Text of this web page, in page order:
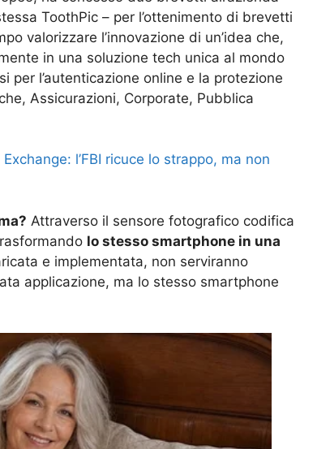
ToothPic – per l’ottenimento di brevetti
valorizzare l’innovazione di un’idea che,
in una soluzione tech unica al mondo
per l’autenticazione online e la protezione
Assicurazioni, Corporate, Pubblica
l’FBI ricuce lo strappo, ma non
Attraverso il sensore fotografico codifica
lo stesso smartphone in una
e implementata, non serviranno
applicazione, ma lo stesso smartphone